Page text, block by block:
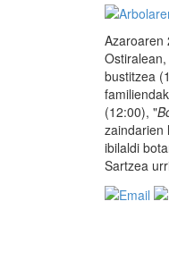
Azaroaren
bustitzea
(12:00), "
zaindarien
ibilaldi
Sartzea